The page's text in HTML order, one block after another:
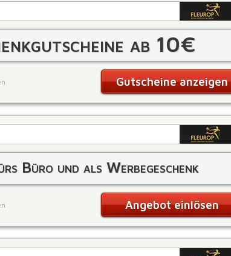
ab 10€
Gutscheine anzeigen
Büro und als Werbegeschenk
Angebot einlösen